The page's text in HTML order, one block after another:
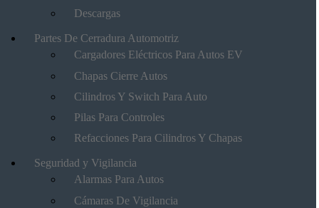
Descargas
Partes De Cerradura Automotriz
Cargadores Eléctricos Para Autos EV
Chapas Cierre Autos
Cilindros Y Switch Para Auto
Pilas Para Controles
Refacciones Para Cilindros Y Chapas
Seguridad y Vigilancia
Alarmas Para Autos
Cámaras De Vigilancia